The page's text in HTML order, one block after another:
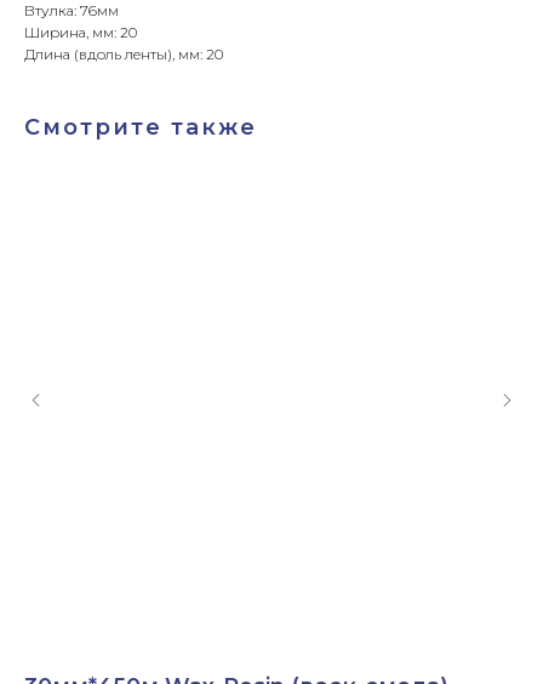
Втулка: 76мм
Ширина, мм: 20
Длина (вдоль ленты), мм: 20
Смотрите также